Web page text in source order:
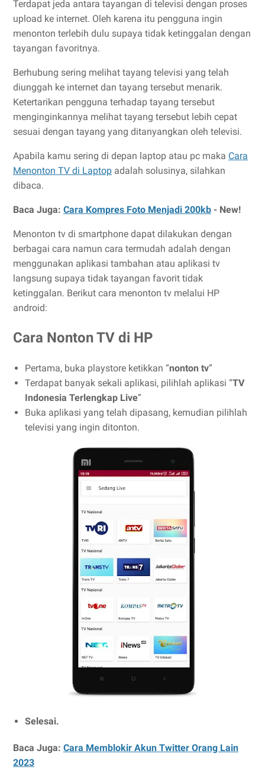
Terdapat jeda antara tayangan di televisi dengan proses
upload ke internet. Oleh karena itu pengguna ingin
menonton terlebih dulu supaya tidak ketinggalan dengan
tayangan favoritnya.
Berhubung sering melihat tayang televisi yang telah
diunggah ke internet dan tayang tersebut menarik.
Ketertarikan pengguna terhadap tayang tersebut
menginginkannya melihat tayang tersebut lebih cepat
sesuai dengan tayang yang ditanyangkan oleh televisi.
Apabila kamu sering di depan laptop atau pc maka Cara
Menonton TV di Laptop adalah solusinya, silahkan
dibaca.
Baca Juga: Cara Kompres Foto Menjadi 200kb - New!
Menonton tv di smartphone dapat dilakukan dengan
berbagai cara namun cara termudah adalah dengan
menggunakan aplikasi tambahan atau aplikasi tv
langsung supaya tidak tayangan favorit tidak
ketinggalan. Berikut cara menonton tv melalui HP
android:
Cara Nonton TV di HP
Pertama, buka playstore ketikkan “nonton tv”
Terdapat banyak sekali aplikasi, pilihlah aplikasi “TV
Indonesia Terlengkap Live”
Buka aplikasi yang telah dipasang, kemudian pilihlah
televisi yang ingin ditonton.
Selesai.
Baca Juga: Cara Memblokir Akun Twitter Orang Lain
2023